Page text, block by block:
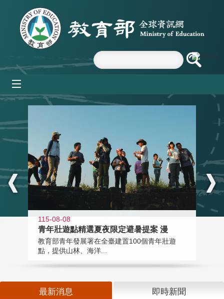
跳到主要內容區塊
:::
115-08-08
青年壯遊點精選夏夜限定避暑提案 漫
教育部青年發展署在全臺建置100個青年壯遊
點，提供山林、海洋...
最新消息 即時新聞